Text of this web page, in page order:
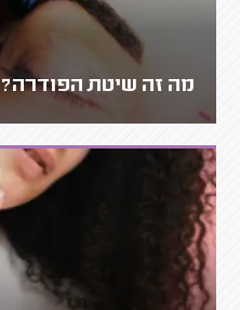
מה זה שיטת הפודרה?